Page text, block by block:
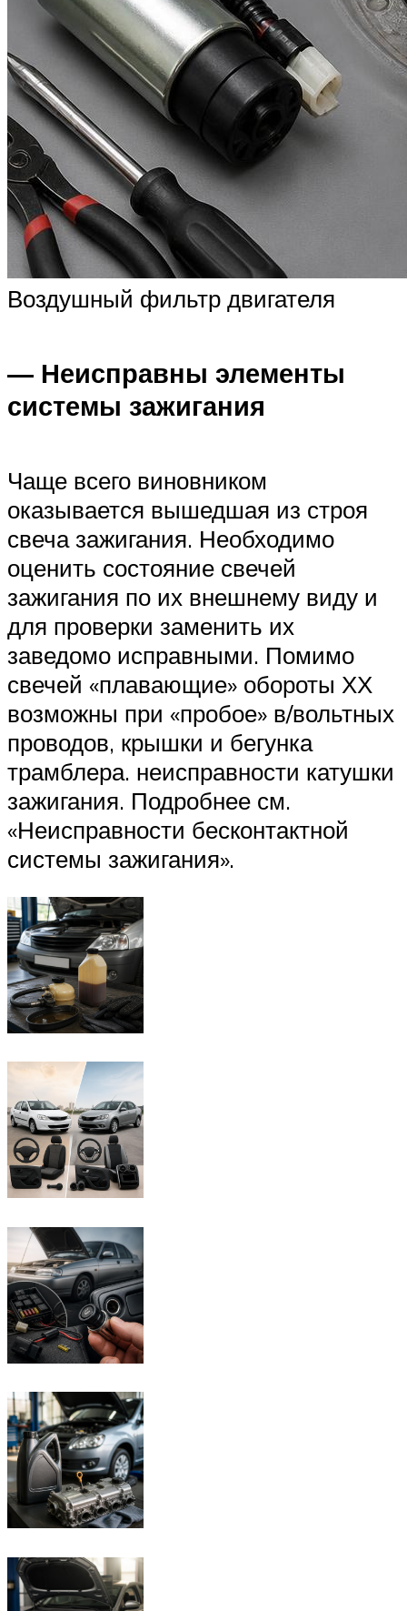
Воздушный фильтр двигателя
— Неисправны элементы
системы зажигания
Чаще всего виновником
оказывается вышедшая из строя
свеча зажигания. Необходимо
оценить состояние свечей
зажигания по их внешнему виду и
для проверки заменить их
заведомо исправными. Помимо
свечей «плавающие» обороты ХХ
возможны при «пробое» в/вольтных
проводов, крышки и бегунка
трамблера. неисправности катушки
зажигания. Подробнее см.
«Неисправности бесконтактной
системы зажигания».